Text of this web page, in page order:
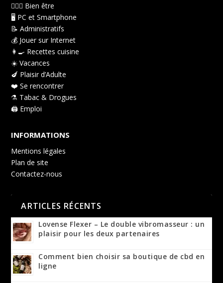
👩🏻‍⚕️ Bien être
🖥️ PC et Smartphone
📝 Administratifs
💰 Jouer sur Internet
👩‍🍳 Recettes cuisine
☀️ Vacances
🍆 Plaisir d’Adulte
❤️ Se rencontrer
⚗️ Tabac & Drogues
🖨️ Emploi
INFORMATIONS
Mentions légales
Plan de site
Contactez-nous
ARTICLES RÉCENTS
Lovense Flexer – Le double vibromasseur : un
plaisir pour les deux partenaires
Comment bien choisir sa boutique de cbd en
ligne